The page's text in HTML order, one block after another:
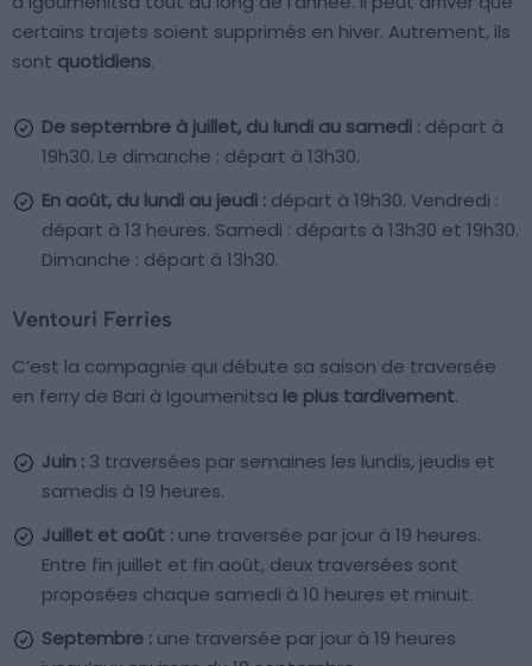
certains trajets soient supprimés en hiver. Autrement, ils
sont quotidiens.
De septembre à juillet, du lundi au samedi : départ à
19h30. Le dimanche : départ à 13h30.
En août, du lundi au jeudi : départ à 19h30. Vendredi :
départ à 13 heures. Samedi : départs à 13h30 et 19h30.
Dimanche : départ à 13h30.
Ventouri Ferries
C’est la compagnie qui débute sa saison de traversée
en ferry de Bari à Igoumenitsa le plus tardivement.
Juin : 3 traversées par semaines les lundis, jeudis et
samedis à 19 heures.
Juillet et août : une traversée par jour à 19 heures.
Entre fin juillet et fin août, deux traversées sont
proposées chaque samedi à 10 heures et minuit.
Septembre : une traversée par jour à 19 heures